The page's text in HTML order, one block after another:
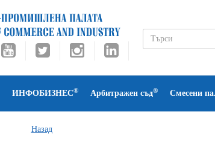
ИНФОБИЗНЕС® Арбитражен съд® Смесени
Назад